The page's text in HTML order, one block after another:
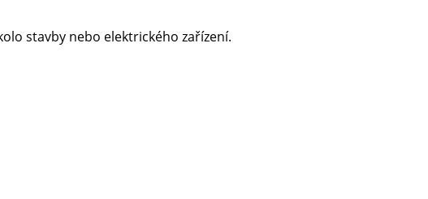
stavby nebo elektrického zařízení.